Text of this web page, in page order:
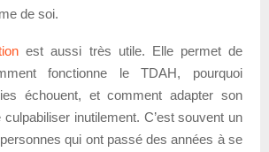
de soi.
est aussi très utile. Elle permet de
fonctionne le TDAH, pourquoi
échouent, et comment adapter son
inutilement. C’est souvent un
qui ont passé des années à se